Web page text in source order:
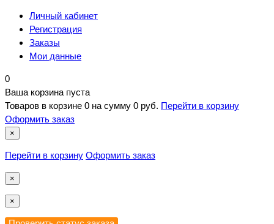
Личный кабинет
Регистрация
Заказы
Мои данные
0
Ваша корзина пуста
Товаров в корзине 0 на сумму 0 руб. Перейти в корзину
Оформить заказ
×
Перейти в корзину Оформить заказ
×
×